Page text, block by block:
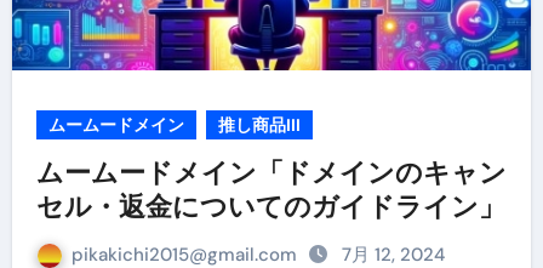
ムームードメイン 推し商品III
ムームードメイン「ドメインのキャン
セル・返金についてのガイドライン」
pikakichi2015@gmail.com 7月 12, 2024